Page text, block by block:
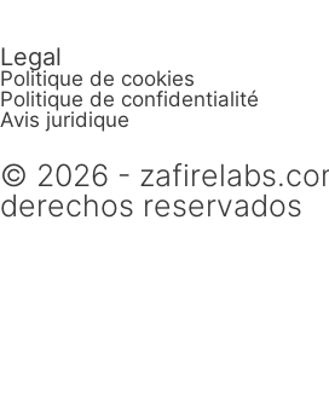
Legal
Politique de cookies
Politique de confidentialité
Avis juridique
© 2026 -
derechos reservados